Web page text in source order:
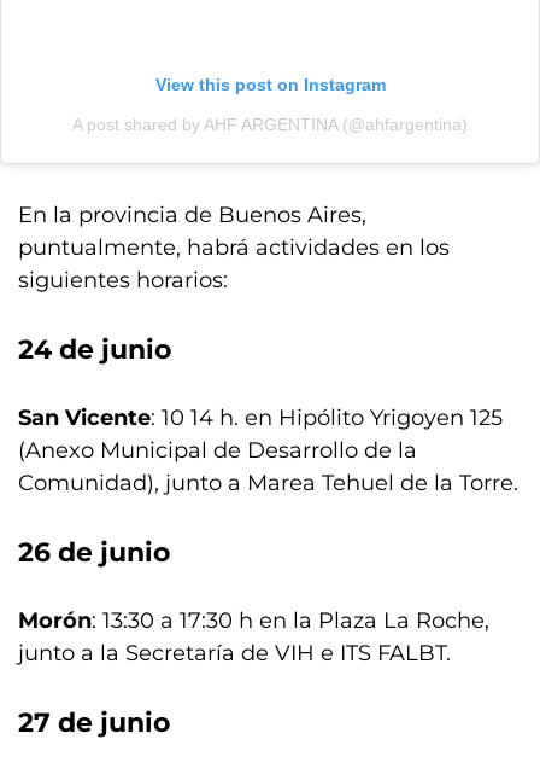
View this post on Instagram
A post shared by AHF ARGENTINA (@ahfargentina)
En la provincia de Buenos Aires,
puntualmente, habrá actividades en los
siguientes horarios:
24 de junio
San Vicente: 10 14 h. en Hipólito Yrigoyen 125
(Anexo Municipal de Desarrollo de la
Comunidad), junto a Marea Tehuel de la Torre.
26 de junio
Morón: 13:30 a 17:30 h en la Plaza La Roche,
junto a la Secretaría de VIH e ITS FALBT.
27 de junio